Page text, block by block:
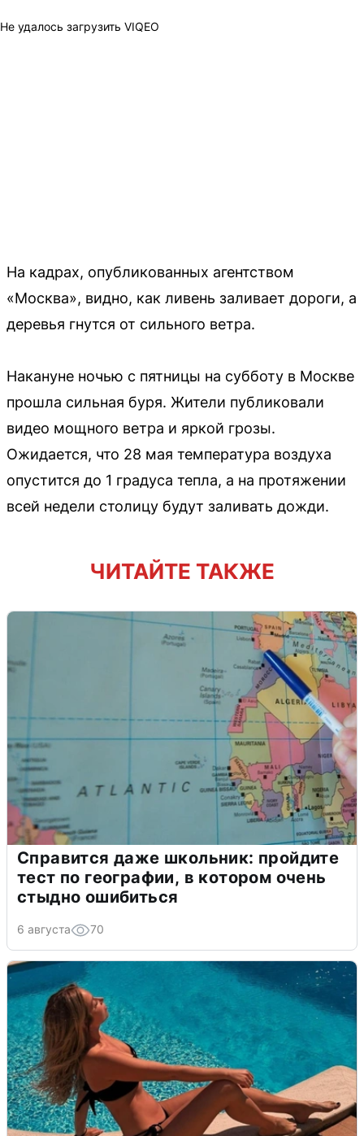
Не удалось загрузить VIQEO
На кадрах, опубликованных агентством
«Москва», видно, как ливень заливает дороги, а
деревья гнутся от сильного ветра.
Накануне ночью с пятницы на субботу в Москве
прошла сильная буря. Жители публиковали
видео мощного ветра и яркой грозы.
Ожидается, что 28 мая температура воздуха
опустится до 1 градуса тепла, а на протяжении
всей недели столицу будут заливать дожди.
ЧИТАЙТЕ ТАКЖЕ
Справится даже школьник: пройдите
тест по географии, в котором очень
стыдно ошибиться
6 августа 70